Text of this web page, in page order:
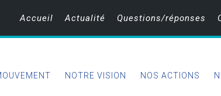
Accueil Actualité Questions/réponses
NOTRE VISION NOS ACTIONS